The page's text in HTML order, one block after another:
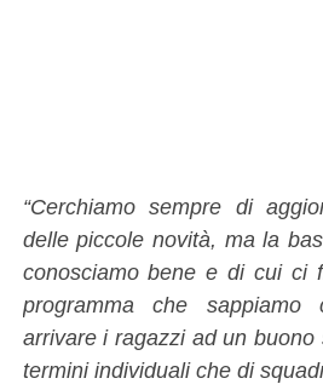
“Cerchiamo sempre di
delle piccole novità, ma la
conosciamo bene e di cui ci
programma che
arrivare i ragazzi ad un
termini individuali che di